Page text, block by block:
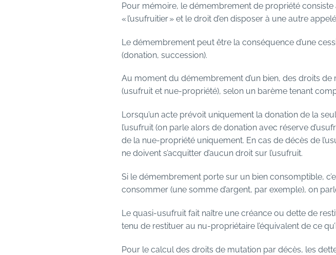
Pour mémoire, le démembrement de propriété
« l’usufruitier » et le droit d’en disposer à une autre
Le démembrement peut être la conséquence d’une
(donation, succession).
Au moment du démembrement d’un bien, des droits
(usufruit et nue-propriété), selon un barème tenant
Lorsqu’un acte prévoit uniquement la donation de la
l’usufruit (on parle alors de donation avec réserve
de la nue-propriété uniquement. En cas de décès de
ne doivent s’acquitter d’aucun droit sur l’usufruit.
Si le démembrement porte sur un bien consomptible,
consommer (une somme d’argent, par exemple), on
Le quasi-usufruit fait naître une créance ou dette de
tenu de restituer au nu-propriétaire l’équivalent de ce
Pour le calcul des droits de mutation par décès, les